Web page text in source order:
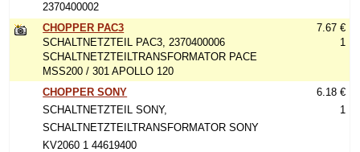
2370400002
CHOPPER PAC3
SCHALTNETZTEIL PAC3, 2370400006
SCHALTNETZTEILTRANSFORMATOR PACE
MSS200 / 301 APOLLO 120
7.67 €
1
CHOPPER SONY
SCHALTNETZTEIL SONY,
SCHALTNETZTEILTRANSFORMATOR SONY
KV2060 1 44619400
6.18 €
1